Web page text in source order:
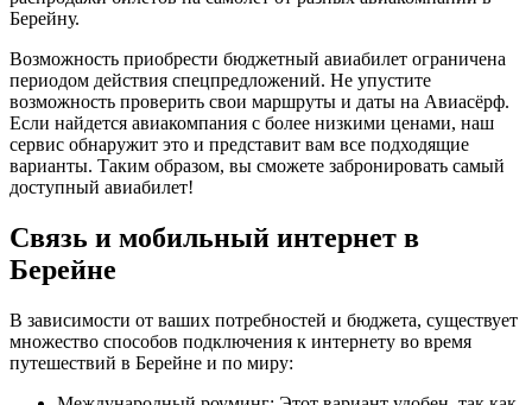
Берейну.
Возможность приобрести бюджетный авиабилет ограничена
периодом действия спецпредложений. Не упустите
возможность проверить свои маршруты и даты на Авиасёрф.
Если найдется авиакомпания с более низкими ценами, наш
сервис обнаружит это и представит вам все подходящие
варианты. Таким образом, вы сможете забронировать самый
доступный авиабилет!
Связь и мобильный интернет в
Берейне
В зависимости от ваших потребностей и бюджета, существует
множество способов подключения к интернету во время
путешествий в Берейне и по миру: